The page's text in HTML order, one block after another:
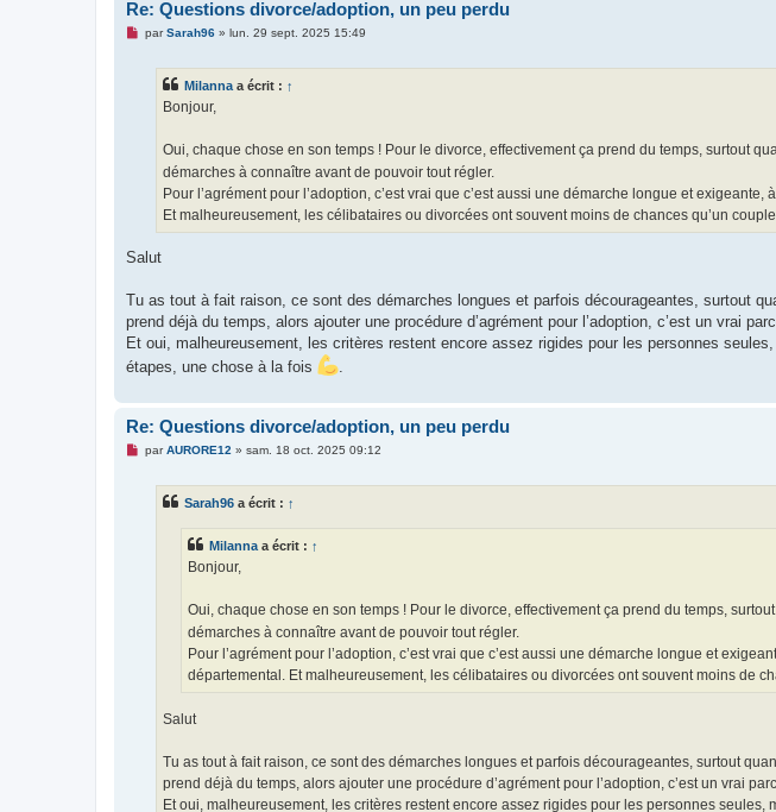
Re: Questions divorce/adoption, un peu perdu
MparSarah96» lun. 29 sept. 2025 15:49
Milanna a écrit : ↑
Bonjour,
Oui, chaque chose en son temps ! Pour le divorce, effectivement ça prend du temps, surtout
démarches à connaître avant de pouvoir tout régler.
Pour l’agrément pour l’adoption, c’est vrai que c’est aussi une démarche longue et
Et malheureusement, les célibataires ou divorcées ont souvent moins de chances qu’un
Salut
Tu as tout à fait raison, ce sont des démarches longues et parfois décourageantes, surtout
prend déjà du temps, alors ajouter une procédure d’agrément pour l’adoption, c’est un vrai
Et oui, malheureusement, les critères restent encore assez rigides pour les personnes
étapes, une chose à la fois
.
Re: Questions divorce/adoption, un peu perdu
MparAURORE12 » sam. 18 oct. 2025 09:12
Sarah96 a écrit : ↑
Milannaa écrit : ↑
Bonjour,
Oui, chaque chose en son temps ! Pour le divorce, effectivement ça prend du temps,
démarches à connaître avant de pouvoir tout régler.
Pour l’agrément pour l’adoption, c’est vrai que c’est aussi une démarche longue et
départemental. Et malheureusement, les célibataires ou divorcées ont souvent moins de
Salut
Tu as tout à fait raison, ce sont des démarches longues et parfois décourageantes, surtout
prend déjà du temps, alors ajouter une procédure d’agrément pour l’adoption, c’est un vrai
Et oui, malheureusement, les critères restent encore assez rigides pour les personnes